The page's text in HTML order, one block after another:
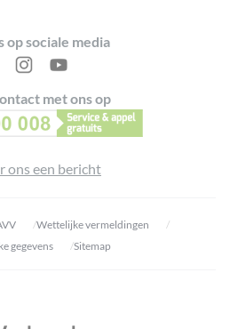
op sociale media
met ons op
ons een bericht
Wettelijke vermeldingen
gegevens
Sitemap